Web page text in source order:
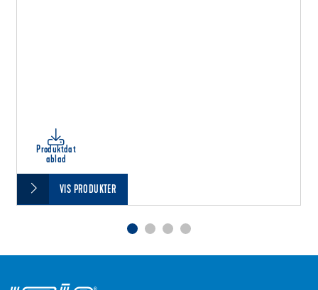
Produktdat
ablad
VIS PRODUKTER